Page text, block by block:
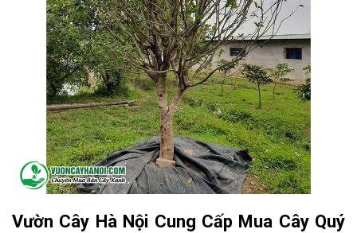
Vườn Cây Hà Nội Cung Cấp Mua Cây Quý